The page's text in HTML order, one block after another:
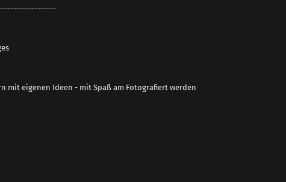
mit eigenen Ideen - mit Spaß am Fotografiert werden